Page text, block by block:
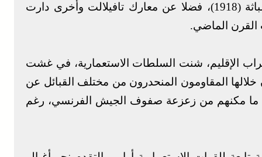
وإفري (1914)، ومسكي ولمعاضيد (1916)، والباثة (1918)، فضلا عن معارك تافيلالت وأخرى دارت
القرن الماضي.
الإقليم، شنت السلطات الاستعمارية، في غشت
خلالها المقاومون المنحدرون من مختلف القبائل عن
مكنهم من زعزعة صفوف الجيش الفرنسي، رغم